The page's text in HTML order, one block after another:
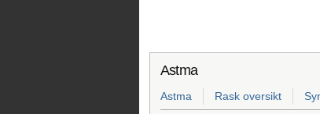
Astma
Astma Rask oversikt